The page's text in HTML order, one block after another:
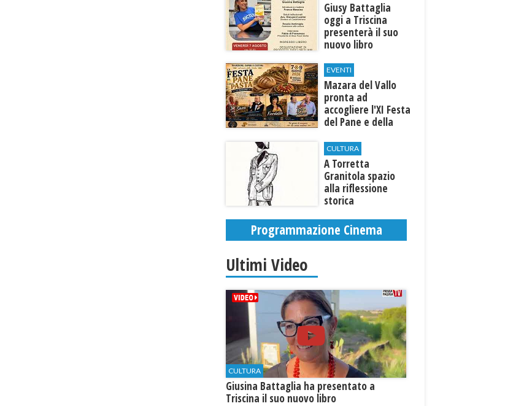
Giusy Battaglia
oggi a Triscina
presenterà il suo
nuovo libro
EVENTI
Mazara del Vallo
pronta ad
accogliere l'XI Festa
del Pane e della
CULTURA
​A Torretta
Granitola spazio
alla riflessione
storica
Programmazione Cinema
Ultimi Video
CULTURA
Giusina Battaglia ha presentato a
Triscina il suo nuovo libro